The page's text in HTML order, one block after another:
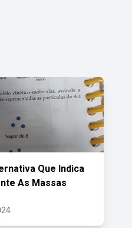
Que Indica
As Massas